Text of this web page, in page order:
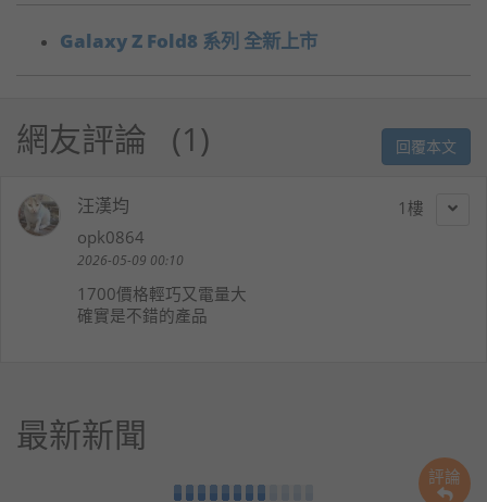
評論
Galaxy Z Fold8 系列 全新上市
網友評論 1 回覆本文
1
汪漢均
opk0864
2026-05-09 00:10
1700價格輕巧又電量大
確實是不錯的產品
最新新聞